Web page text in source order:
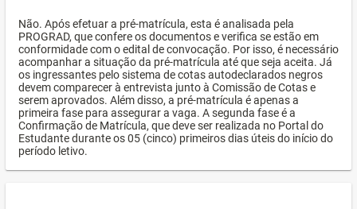
Não. Após efetuar a pré-matrícula, esta é analisada pela
PROGRAD, que confere os documentos e verifica se estão em
conformidade com o edital de convocação. Por isso, é necessário
acompanhar a situação da pré-matrícula até que seja aceita. Já
os ingressantes pelo sistema de cotas autodeclarados negros
devem comparecer à entrevista junto à Comissão de Cotas e
serem aprovados. Além disso, a pré-matrícula é apenas a
primeira fase para assegurar a vaga. A segunda fase é a
Confirmação de Matrícula, que deve ser realizada no Portal do
Estudante durante os 05 (cinco) primeiros dias úteis do início do
período letivo.